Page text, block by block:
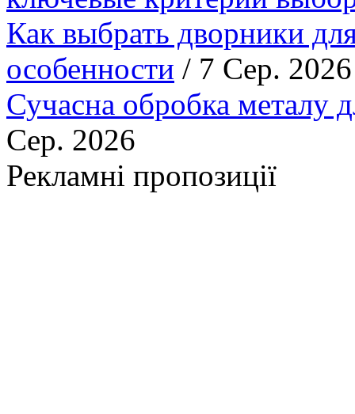
Как выбрать дворники
особенности / 7 Сер. 2026
Сучасна обробка металу
Сер. 2026
Рекламні пропозиції